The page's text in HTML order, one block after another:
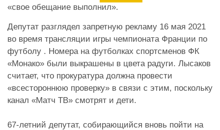
«свое обещание выполнил».
Депутат разглядел запретную рекламу 16 мая 2021
во время трансляции игры чемпионата Франции по
футболу . Номера на футболках спортсменов ФК
«Монако» были выкрашены в цвета радуги. Лысаков
считает, что прокуратура должна провести
«всестороннюю проверку» в связи с этим, поскольку
канал «Матч ТВ» смотрят и дети.
67-летний депутат, собирающийся вновь пойти на